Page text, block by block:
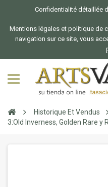
Confidentialité détaillée
Mentions légales et politique de
navigation sur ce site, vous
Historique Et Vendus
3:Old Inverness, Golden Rare y